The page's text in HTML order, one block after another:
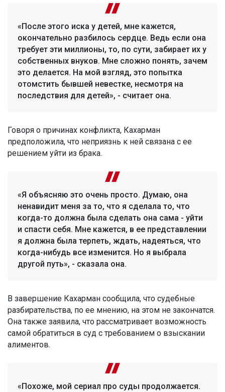
«После этого иска у детей, мне кажется,
окончательно разбилось сердце. Ведь если она
требует эти миллионы, то, по сути, забирает их у
собственных внуков. Мне сложно понять, зачем
это делается. На мой взгляд, это попытка
отомстить бывшей невестке, несмотря на
последствия для детей», - считает она.
Говоря о причинах конфликта, Кахарман
предположила, что неприязнь к ней связана с ее
решением уйти из брака.
«Я объясняю это очень просто. Думаю, она
ненавидит меня за то, что я сделала то, что
когда-то должна была сделать она сама - уйти
и спасти себя. Мне кажется, в ее представлении
я должна была терпеть, ждать, надеяться, что
когда-нибудь все изменится. Но я выбрала
другой путь», - сказала она.
В завершение Кахарман сообщила, что судебные
разбирательства, по ее мнению, на этом не закончатся.
Она также заявила, что рассматривает возможность
самой обратиться в суд с требованием о взыскании
алиментов.
«Похоже, мой сериал про суды продолжается.